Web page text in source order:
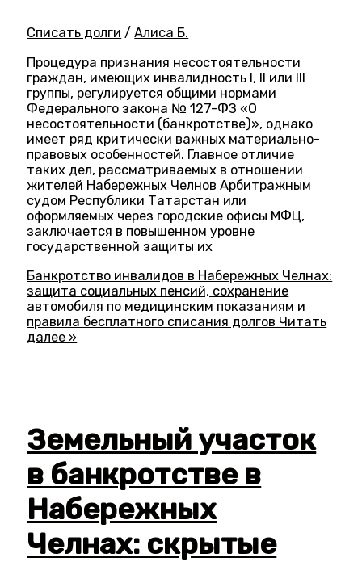
Списать долги /Алиса Б.
Процедура признания несостоятельности
граждан, имеющих инвалидность I, II или III
группы, регулируется общими нормами
Федерального закона № 127-ФЗ «О
несостоятельности (банкротстве)», однако
имеет ряд критически важных материально-
правовых особенностей. Главное отличие
таких дел, рассматриваемых в отношении
жителей Набережных Челнов Арбитражным
судом Республики Татарстан или
оформляемых через городские офисы МФЦ,
заключается в повышенном уровне
государственной защиты их
Банкротство инвалидов в Набережных Челнах:
защита социальных пенсий, сохранение
автомобиля по медицинским показаниям и
правила бесплатного списания долгов Читать
далее »
Земельный участок
в банкротстве в
Набережных
Челнах: скрытые